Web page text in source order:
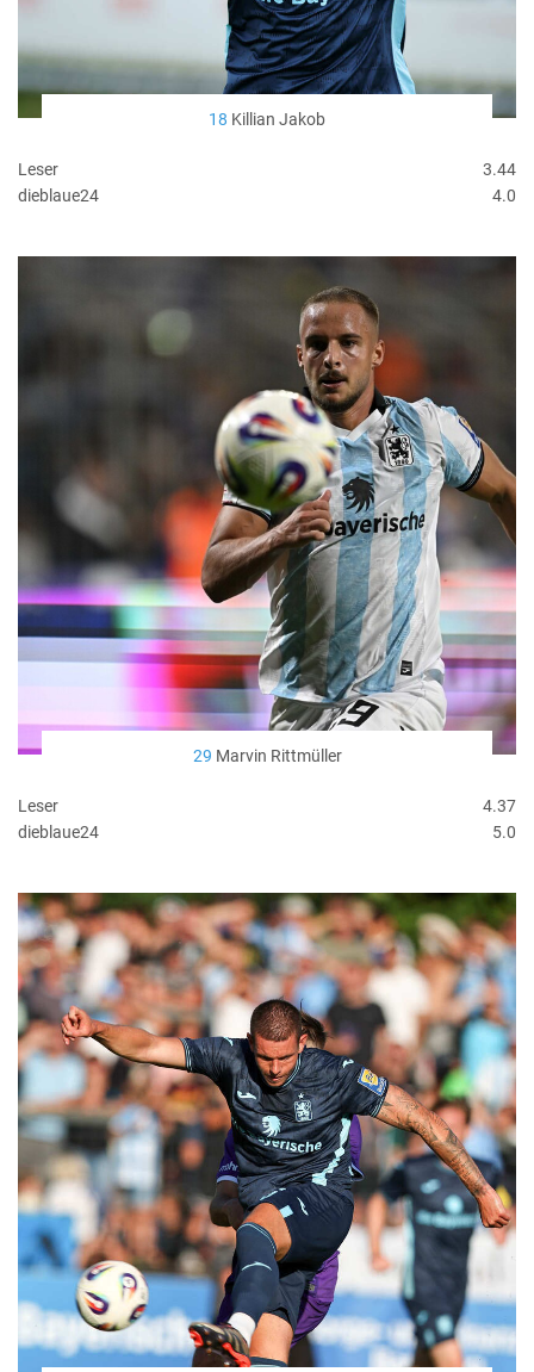
18 Killian Jakob
Leser
3.44
dieblaue24
4.0
29 Marvin Rittmüller
Leser
4.37
dieblaue24
5.0